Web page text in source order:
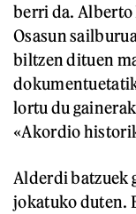
berri da. Alberto
Osasun
biltzen dituen
lortu du
«Akordio
Alderdi batzuek
jokatuko duten.